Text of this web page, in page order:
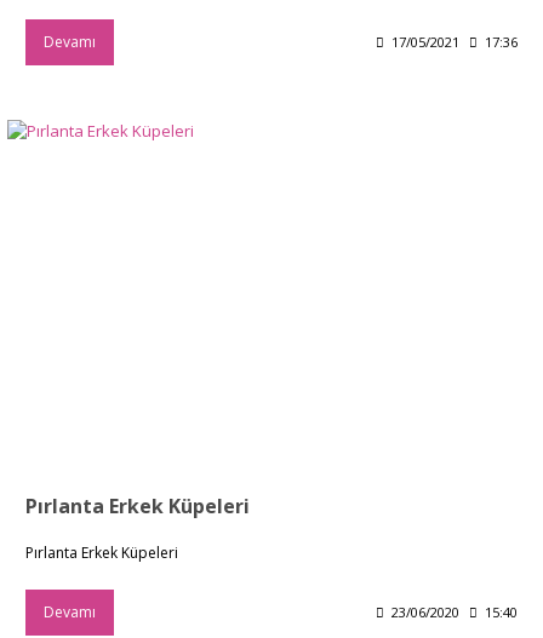
Devamı 17/05/2021 17:36
Pırlanta Erkek Küpeleri
Pırlanta Erkek Küpeleri
Devamı 23/06/2020 15:40